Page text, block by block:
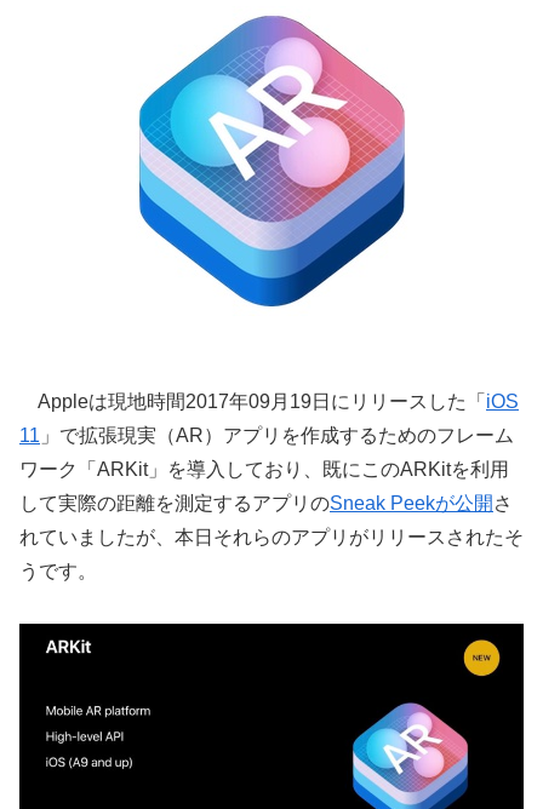
Appleは現地時間2017年09月19日にリリースした「 iOS
11 」で拡張現実（AR）アプリを作成するためのフレーム
ワーク「ARKit」を導入しており、既にこのARKitを利用
して実際の距離を測定するアプリのSneak Peekが公開 さ
れていましたが、本日それらのアプリがリリースされたそ
うです。